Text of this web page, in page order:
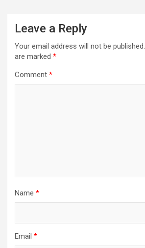
Leave a Reply
Your email address will not be published.
are marked *
Comment *
Name *
Email *